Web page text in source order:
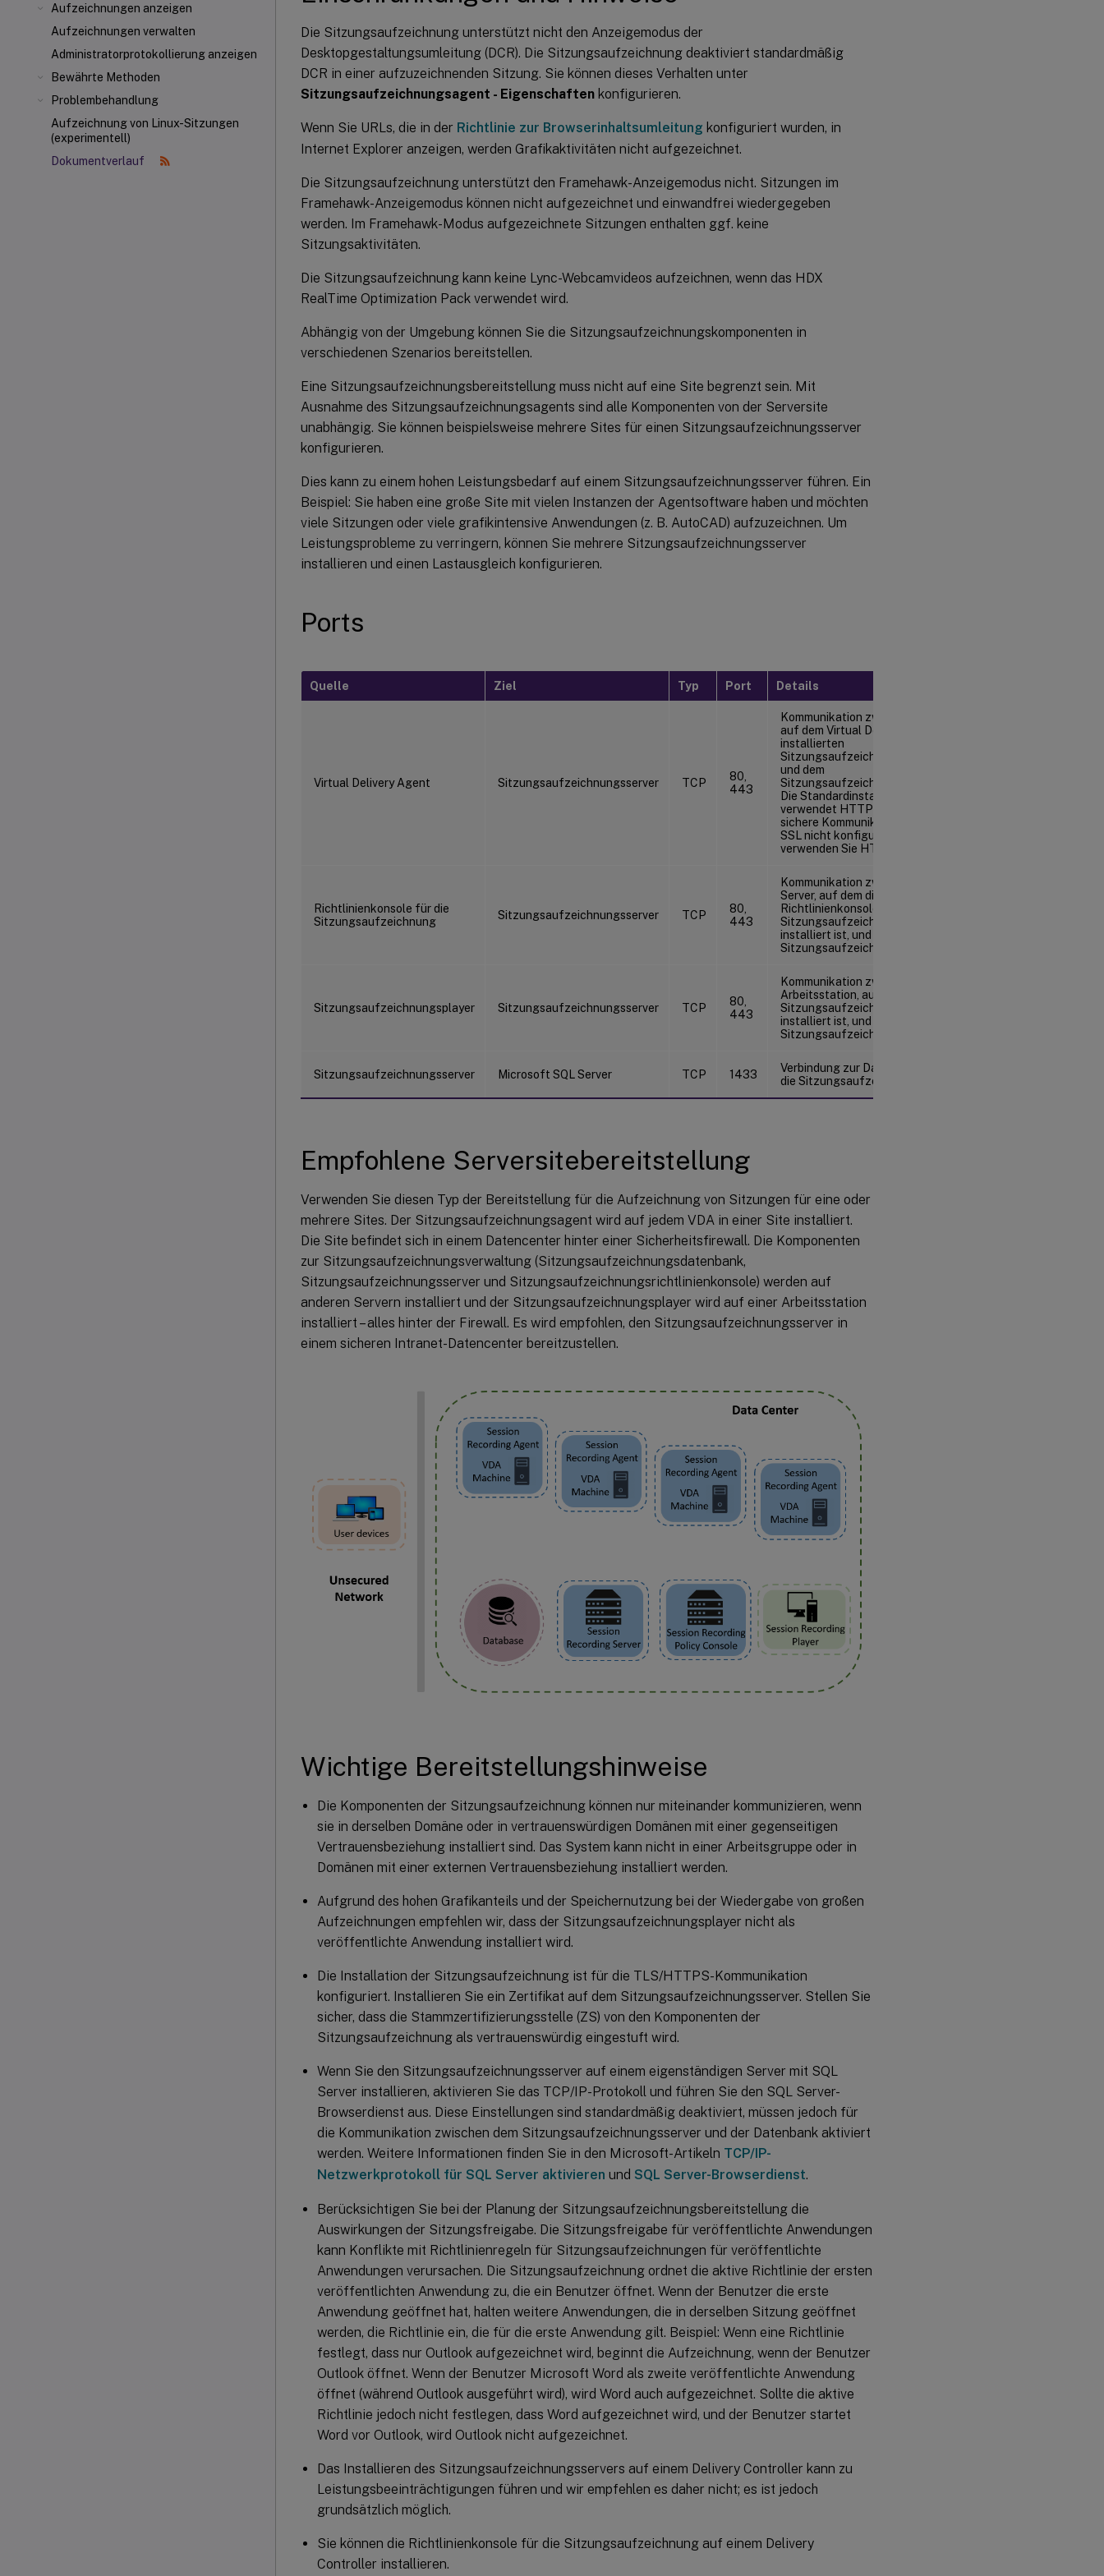
Aufzeichnungen anzeigen
Aufzeichnungen verwalten
Administratorprotokollierung anzeigen
Bewährte Methoden
Problembehandlung
Aufzeichnung von Linux-Sitzungen
(experimentell)
Dokumentverlauf
Die Sitzungsaufzeichnung unterstützt nicht den Anzeigemodus der
Desktopgestaltungsumleitung (DCR). Die Sitzungsaufzeichnung deaktiviert standardmäßig
DCR in einer aufzuzeichnenden Sitzung. Sie können dieses Verhalten unter
Sitzungsaufzeichnungsagent - Eigenschaften konfigurieren.
Wenn Sie URLs, die in der Richtlinie zur Browserinhaltsumleitung konfiguriert wurden, in
Internet Explorer anzeigen, werden Grafikaktivitäten nicht aufgezeichnet.
Die Sitzungsaufzeichnung unterstützt den Framehawk-Anzeigemodus nicht. Sitzungen im
Framehawk-Anzeigemodus können nicht aufgezeichnet und einwandfrei wiedergegeben
werden. Im Framehawk-Modus aufgezeichnete Sitzungen enthalten ggf. keine
Sitzungsaktivitäten.
Die Sitzungsaufzeichnung kann keine Lync-Webcamvideos aufzeichnen, wenn das HDX
RealTime Optimization Pack verwendet wird.
Abhängig von der Umgebung können Sie die Sitzungsaufzeichnungskomponenten in
verschiedenen Szenarios bereitstellen.
Eine Sitzungsaufzeichnungsbereitstellung muss nicht auf eine Site begrenzt sein. Mit
Ausnahme des Sitzungsaufzeichnungsagents sind alle Komponenten von der Serversite
unabhängig. Sie können beispielsweise mehrere Sites für einen Sitzungsaufzeichnungsserver
konfigurieren.
Dies kann zu einem hohen Leistungsbedarf auf einem Sitzungsaufzeichnungsserver führen. Ein
Beispiel: Sie haben eine große Site mit vielen Instanzen der Agentsoftware haben und möchten
viele Sitzungen oder viele grafikintensive Anwendungen (z. B. AutoCAD) aufzuzeichnen. Um
Leistungsprobleme zu verringern, können Sie mehrere Sitzungsaufzeichnungsserver
installieren und einen Lastausgleich konfigurieren.
Ports
Quelle Ziel Typ Port Details
Virtual Delivery Agent Sitzungsaufzeichnungsserver TCP
80,
443
Kommunikation zwischen dem
auf dem Virtual Delivery Agent
installierten
Sitzungsaufzeichnungsagent
und dem
Sitzungsaufzeichnungsserver.
Die Standardinstallation
verwendet HTTPS/SSL für die
sichere Kommunikation. Wenn
SSL nicht konfiguriert ist,
verwenden Sie HTTP.
Richtlinienkonsole für die
Sitzungsaufzeichnung
Sitzungsaufzeichnungsserver TCP
80,
443
Kommunikation zwischen dem
Server, auf dem die
Richtlinienkonsole für die
Sitzungsaufzeichnung
installiert ist, und dem
Sitzungsaufzeichnungsserver.
Sitzungsaufzeichnungsplayer Sitzungsaufzeichnungsserver TCP
80,
443
Kommunikation zwischen der
Arbeitsstation, auf der der
Sitzungsaufzeichnungsplayer
installiert ist, und dem
Sitzungsaufzeichnungsserver.
Sitzungsaufzeichnungsserver Microsoft SQL Server TCP 1433
Verbindung zur Datenbank für
die Sitzungsaufzeichnung.
Empfohlene Serversitebereitstellung
Verwenden Sie diesen Typ der Bereitstellung für die Aufzeichnung von Sitzungen für eine oder
mehrere Sites. Der Sitzungsaufzeichnungsagent wird auf jedem VDA in einer Site installiert.
Die Site befindet sich in einem Datencenter hinter einer Sicherheitsfirewall. Die Komponenten
zur Sitzungsaufzeichnungsverwaltung (Sitzungsaufzeichnungsdatenbank,
Sitzungsaufzeichnungsserver und Sitzungsaufzeichnungsrichtlinienkonsole) werden auf
anderen Servern installiert und der Sitzungsaufzeichnungsplayer wird auf einer Arbeitsstation
installiert – alles hinter der Firewall. Es wird empfohlen, den Sitzungsaufzeichnungsserver in
einem sicheren Intranet-Datencenter bereitzustellen.
Wichtige Bereitstellungshinweise
Die Komponenten der Sitzungsaufzeichnung können nur miteinander kommunizieren, wenn
sie in derselben Domäne oder in vertrauenswürdigen Domänen mit einer gegenseitigen
Vertrauensbeziehung installiert sind. Das System kann nicht in einer Arbeitsgruppe oder in
Domänen mit einer externen Vertrauensbeziehung installiert werden.
Aufgrund des hohen Grafikanteils und der Speichernutzung bei der Wiedergabe von großen
Aufzeichnungen empfehlen wir, dass der Sitzungsaufzeichnungsplayer nicht als
veröffentlichte Anwendung installiert wird.
Die Installation der Sitzungsaufzeichnung ist für die TLS/HTTPS-Kommunikation
konfiguriert. Installieren Sie ein Zertifikat auf dem Sitzungsaufzeichnungsserver. Stellen Sie
sicher, dass die Stammzertifizierungsstelle (ZS) von den Komponenten der
Sitzungsaufzeichnung als vertrauenswürdig eingestuft wird.
Wenn Sie den Sitzungsaufzeichnungsserver auf einem eigenständigen Server mit SQL
Server installieren, aktivieren Sie das TCP/IP-Protokoll und führen Sie den SQL Server-
Browserdienst aus. Diese Einstellungen sind standardmäßig deaktiviert, müssen jedoch für
die Kommunikation zwischen dem Sitzungsaufzeichnungsserver und der Datenbank aktiviert
werden. Weitere Informationen finden Sie in den Microsoft-Artikeln TCP/IP-
Netzwerkprotokoll für SQL Server aktivieren und SQL Server-Browserdienst.
Berücksichtigen Sie bei der Planung der Sitzungsaufzeichnungsbereitstellung die
Auswirkungen der Sitzungsfreigabe. Die Sitzungsfreigabe für veröffentlichte Anwendungen
kann Konflikte mit Richtlinienregeln für Sitzungsaufzeichnungen für veröffentlichte
Anwendungen verursachen. Die Sitzungsaufzeichnung ordnet die aktive Richtlinie der ersten
veröffentlichten Anwendung zu, die ein Benutzer öffnet. Wenn der Benutzer die erste
Anwendung geöffnet hat, halten weitere Anwendungen, die in derselben Sitzung geöffnet
werden, die Richtlinie ein, die für die erste Anwendung gilt. Beispiel: Wenn eine Richtlinie
festlegt, dass nur Outlook aufgezeichnet wird, beginnt die Aufzeichnung, wenn der Benutzer
Outlook öffnet. Wenn der Benutzer Microsoft Word als zweite veröffentlichte Anwendung
öffnet (während Outlook ausgeführt wird), wird Word auch aufgezeichnet. Sollte die aktive
Richtlinie jedoch nicht festlegen, dass Word aufgezeichnet wird, und der Benutzer startet
Word vor Outlook, wird Outlook nicht aufgezeichnet.
Das Installieren des Sitzungsaufzeichnungsservers auf einem Delivery Controller kann zu
Leistungsbeeinträchtigungen führen und wir empfehlen es daher nicht; es ist jedoch
grundsätzlich möglich.
Sie können die Richtlinienkonsole für die Sitzungsaufzeichnung auf einem Delivery
Controller installieren.